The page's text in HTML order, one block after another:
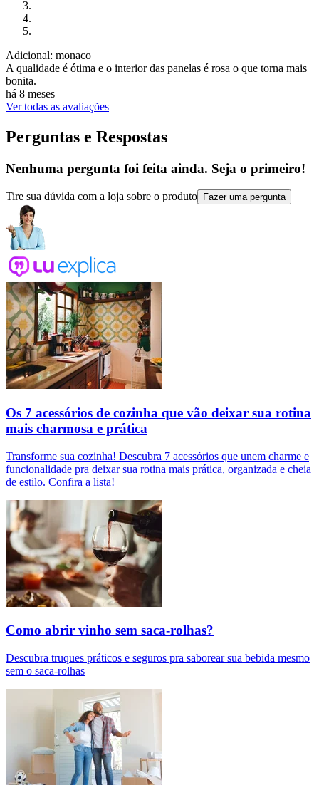
Adicional: monaco
A qualidade é ótima e o interior das panelas é rosa o que torna mais
bonita.
há 8 meses
Ver todas as avaliações
Perguntas e Respostas
Nenhuma pergunta foi feita ainda. Seja o primeiro!
Tire sua dúvida com a loja sobre o produto Fazer uma pergunta
Os 7 acessórios de cozinha que vão deixar sua rotina
mais charmosa e prática
Transforme sua cozinha! Descubra 7 acessórios que unem charme e
funcionalidade pra deixar sua rotina mais prática, organizada e cheia
de estilo. Confira a lista!
Como abrir vinho sem saca-rolhas?
Descubra truques práticos e seguros pra saborear sua bebida mesmo
sem o saca-rolhas